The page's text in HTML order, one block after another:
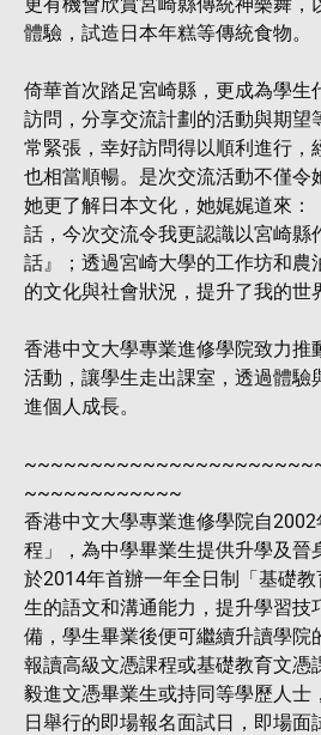
體驗，試造日本年糕等傳統食物。
倚華首次踏足宮崎縣，更成為學生
訪問，分享交流計劃的活動與期望
常緊張，幸好訪問得以順利進行，
也相當順暢。是次交流活動不僅令
她更了解日本文化，她娓娓道來：
話，今次交流令我更認識以宮崎縣
話』；透過宮崎大學的工作坊和農
的文化與社會狀況，提升了我的世
香港中文大學專業進修學院致力推
活動，讓學生走出課室，透過體驗
進個人成長。
~~~~~~~~~~~~
香港中文大學專業進修學院自
程」，為中學畢業生提供升學及晉
於2014年首辦一年全日制「基礎
生的語文和溝通能力，提升學習技
備，學生畢業後便可繼續升讀學院
報讀高級文憑課程或基礎教育文憑
毅進文憑畢業生或持同等學歷人士
日舉行的即場報名面試日，即場面